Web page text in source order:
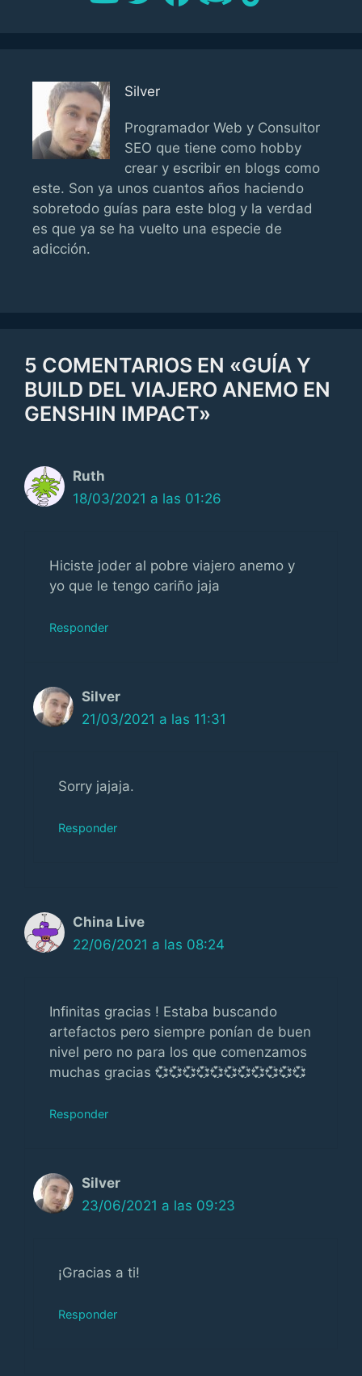
Silver
Programador Web y Consultor
SEO que tiene como hobby
crear y escribir en blogs como
este. Son ya unos cuantos años haciendo
sobretodo guías para este blog y la verdad
es que ya se ha vuelto una especie de
adicción.
5 COMENTARIOS EN «GUÍA Y
BUILD DEL VIAJERO ANEMO EN
GENSHIN IMPACT»
Ruth
18/03/2021 a las 01:26
Hiciste joder al pobre viajero anemo y
yo que le tengo cariño jaja
Responder
Silver
21/03/2021 a las 11:31
Sorry jajaja.
Responder
China Live
22/06/2021 a las 08:24
Infinitas gracias ! Estaba buscando
artefactos pero siempre ponían de buen
nivel pero no para los que comenzamos
muchas gracias 💞💞💞💞💞💞💞💞💞💞💞
Responder
Silver
23/06/2021 a las 09:23
¡Gracias a ti!
Responder